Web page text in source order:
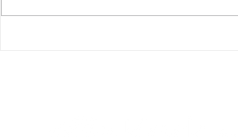
Misintenties week 32